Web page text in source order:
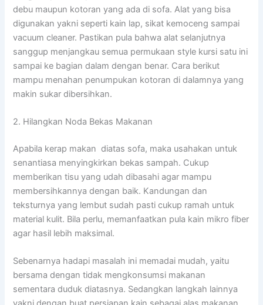
debu maupun kotoran yang ada di sofa. Alat yang bisa
digunakan yakni seperti kain lap, sikat kemoceng sampai
vacuum cleaner. Pastikan pula bahwa alat selanjutnya
sanggup menjangkau semua permukaan style kursi satu ini
sampai ke bagian dalam dengan benar. Cara berikut
mampu menahan penumpukan kotoran di dalamnya yang
makin sukar dibersihkan.
2. Hilangkan Noda Bekas Makanan
Apabila kerap makan diatas sofa, maka usahakan untuk
senantiasa menyingkirkan bekas sampah. Cukup
memberikan tisu yang udah dibasahi agar mampu
membersihkannya dengan baik. Kandungan dan
teksturnya yang lembut sudah pasti cukup ramah untuk
material kulit. Bila perlu, memanfaatkan pula kain mikro fiber
agar hasil lebih maksimal.
Sebenarnya hadapi masalah ini memadai mudah, yaitu
bersama dengan tidak mengkonsumsi makanan
sementara duduk diatasnya. Sedangkan langkah lainnya